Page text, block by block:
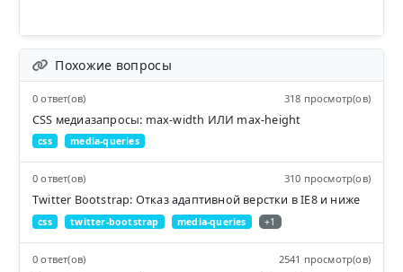
Похожие вопросы
0 ответ(ов) 318 просмотр(ов)
CSS медиазапросы: max-width ИЛИ max-height
css media-queries
0 ответ(ов) 310 просмотр(ов)
Twitter Bootstrap: Отказ адаптивной верстки в IE8 и ниже
css twitter-bootstrap media-queries +1
0 ответ(ов) 2541 просмотр(ов)